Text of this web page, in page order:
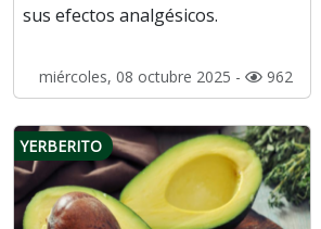
sus efectos analgésicos.
miércoles, 08 octubre 2025 - 962
YERBERITO